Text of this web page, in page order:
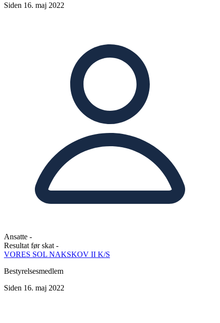
Siden 16. maj 2022
Ansatte -
Resultat før skat -
VORES SOL NAKSKOV II K/S
Bestyrelsesmedlem
Siden 16. maj 2022